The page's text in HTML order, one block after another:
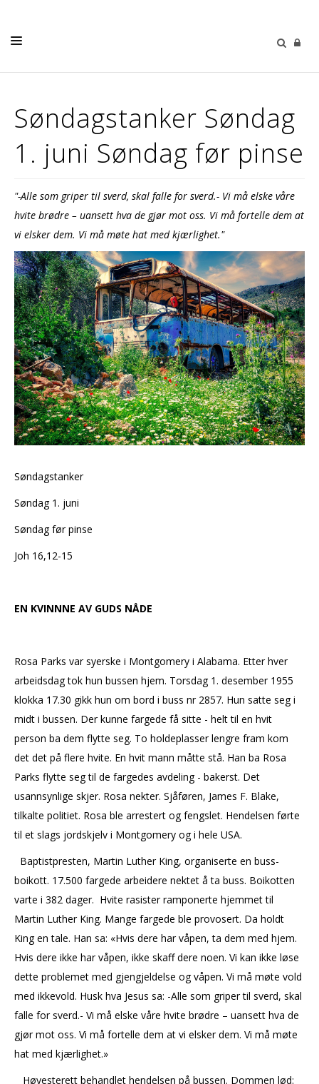
BARN OG UNGE
MUSIKK & KULTUR
SØNDAGSTANKER
MENIGHETENE
OM OSS
Søndagstanker Søndag
1. juni Søndag før pinse
"-Alle som griper til sverd, skal falle for sverd.- Vi må elske våre
hvite brødre – uansett hva de gjør mot oss. Vi må fortelle dem at
vi elsker dem. Vi må møte hat med kjærlighet."
Søndagstanker
Søndag 1. juni
Søndag før pinse
Joh 16,12-15
EN KVINNNE AV GUDS NÅDE
Rosa Parks var syerske i Montgomery i Alabama. Etter hver
arbeidsdag tok hun bussen hjem. Torsdag 1. desember 1955
klokka 17.30 gikk hun om bord i buss nr 2857. Hun satte seg i
midt i bussen. Der kunne fargede få sitte - helt til en hvit
person ba dem flytte seg. To holdeplasser lengre fram kom
det det på flere hvite. En hvit mann måtte stå. Han ba Rosa
Parks flytte seg til de fargedes avdeling - bakerst. Det
usannsynlige skjer. Rosa nekter. Sjåføren, James F. Blake,
tilkalte politiet. Rosa ble arrestert og fengslet. Hendelsen førte
til et slags jordskjelv i Montgomery og i hele USA.
Baptistpresten, Martin Luther King, organiserte en buss-
boikott. 17.500 fargede arbeidere nektet å ta buss. Boikotten
varte i 382 dager. Hvite rasister ramponerte hjemmet til
Martin Luther King. Mange fargede ble provosert. Da holdt
King en tale. Han sa: «Hvis dere har våpen, ta dem med hjem.
Hvis dere ikke har våpen, ikke skaff dere noen. Vi kan ikke løse
dette problemet med gjengjeldelse og våpen. Vi må møte vold
med ikkevold. Husk hva Jesus sa: -Alle som griper til sverd, skal
falle for sverd.- Vi må elske våre hvite brødre – uansett hva de
gjør mot oss. Vi må fortelle dem at vi elsker dem. Vi må møte
hat med kjærlighet.»
Høyesterett behandlet hendelsen på bussen. Dommen lød: